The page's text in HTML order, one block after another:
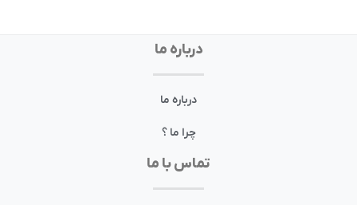
درباره ما
درباره ما
چرا ما ؟
تماس با ما